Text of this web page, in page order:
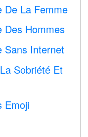
De La Femme
Des Hommes
Sans Internet
Sobriété Et
Emoji